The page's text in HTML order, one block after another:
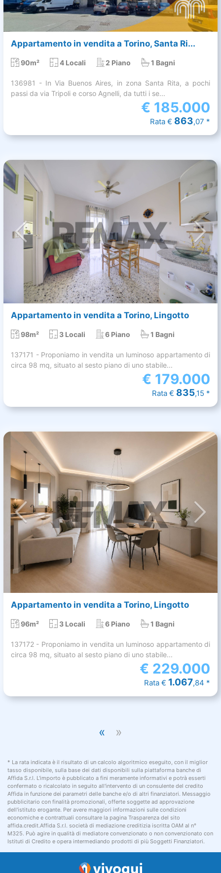
Appartamento in vendita a Torino, Santa Ri...
90m² 4 Locali 2 Piano 1 Bagni
136981 - In Via Buenos Aires, in zona Santa Rita, a pochi
passi da via Tripoli e corso Agnelli, da tutti i se...
€ 185.000
Rata € 863,07 *
Appartamento in vendita a Torino, Lingotto
98m² 3 Locali 6 Piano 1 Bagni
137171 - Proponiamo in vendita un luminoso appartamento di
circa 98 mq, situato al sesto piano di uno stabile...
€ 179.000
Rata € 835,15 *
Appartamento in vendita a Torino, Lingotto
96m² 3 Locali 6 Piano 1 Bagni
137172 - Proponiamo in vendita un luminoso appartamento di
circa 98 mq, situato al sesto piano di uno stabile...
€ 229.000
Rata € 1.067,84 *
« »
* La rata indicata è il risultato di un calcolo algoritmico eseguito, con il miglior
tasso disponibile, sulla base dei dati disponibili sulla piattaforma banche di
Affida S.r.l. L'importo è pubblicato a fini meramente informativi e potrà esserti
confermato o ricalcolato in seguito all'intervento di un consulente del credito
Affida in funzione dei parametri delle banche e/o di altri finanziatori. Messaggio
pubblicitario con finalità promozionali, offerte soggette ad approvazione
dell'istituto erogante. Per avere maggiori informazioni sulle condizioni
economiche e contrattuali consultare la pagina Trasparenza del sito
affida.credit.Affida S.r.l. società di mediazione creditizia iscritta OAM al n°
M325. Può agire in qualità di mediatore convenzionato o non convenzionato con
Istituti di Credito e opera intermediando prodotti di più Soggetti Finanziatori.